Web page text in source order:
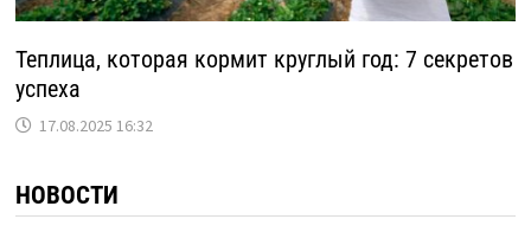
Теплица, которая кормит круглый год: 7 секретов
успеха
17.08.2025 16:32
НОВОСТИ